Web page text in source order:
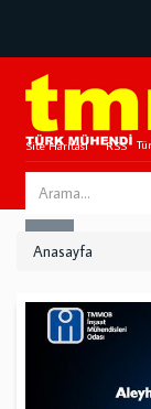
Site Haritası RSS
Search
this
Anasayfa